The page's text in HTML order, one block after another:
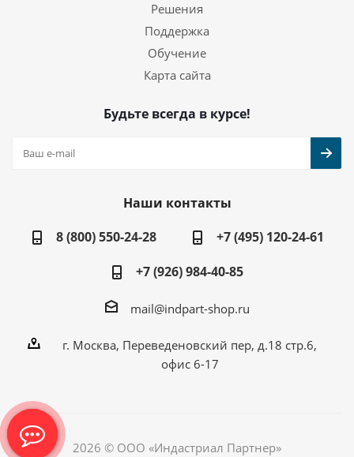
Решения
Поддержка
Обучение
Карта сайта
Будьте всегда в курсе!
Наши контакты
8 (800) 550-24-28
+7 (495) 120-24-61
+7 (926) 984-40-85
mail@indpart-shop.ru
г. Москва, Переведеновский пер, д.18 стр.6,
офис 6-17
2026 © ООО «Индастриал Партнер»